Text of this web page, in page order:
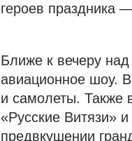
героев праздника
Ближе к вечеру
авиационное шоу.
и самолеты. Также
«Русские Витязи»
предвкушении